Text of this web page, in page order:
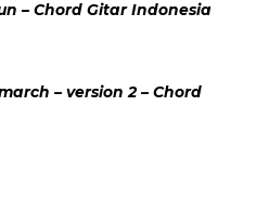
– Chord Gitar Indonesia
– version 2 – Chord